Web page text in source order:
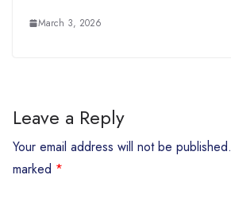
March 3, 2026
Leave a Reply
Your email address will not be published.
marked *